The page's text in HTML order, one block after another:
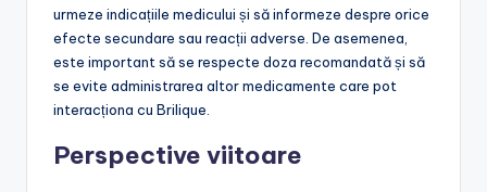
urmeze indicațiile medicului și să informeze despre orice
efecte secundare sau reacții adverse. De asemenea,
este important să se respecte doza recomandată și să
se evite administrarea altor medicamente care pot
interacționa cu Brilique.
Perspective viitoare